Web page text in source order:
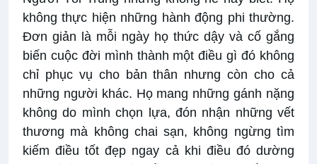
không thực hiện những hành động phi thường.
Đơn giản là mỗi ngày họ thức dậy và cố gắng
biến cuộc đời mình thành một điều gì đó không
chỉ phục vụ cho bản thân nhưng còn cho cả
những người khác. Họ mang những gánh nặng
không do mình chọn lựa, đón nhận những vết
thương mà không chai sạn, không ngừng tìm
kiếm điều tốt đẹp ngay cả khi điều đó dường